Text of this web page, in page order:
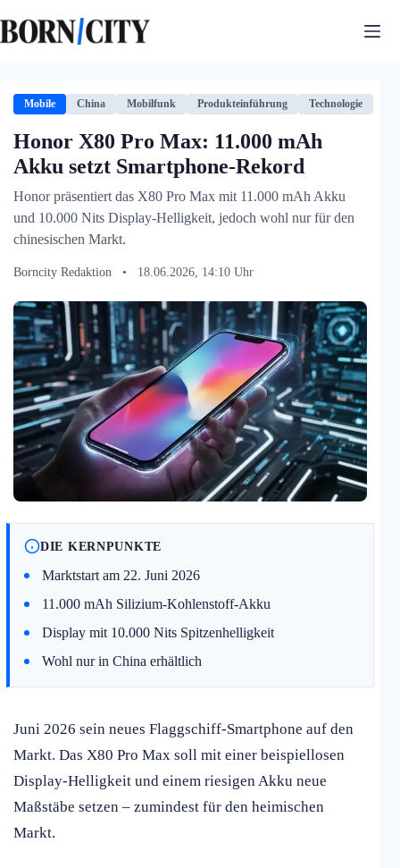
Inhalt
springen
Mobile China Mobilfunk Produkteinführung Technologie
Honor X80 Pro Max: 11.000 mAh
Akku setzt Smartphone-Rekord
Honor präsentiert das X80 Pro Max mit 11.000 mAh Akku
und 10.000 Nits Display-Helligkeit, jedoch wohl nur für den
chinesischen Markt.
Borncity Redaktion • 18.06.2026, 14:10 Uhr
DIE KERNPUNKTE
Marktstart am 22. Juni 2026
11.000 mAh Silizium-Kohlenstoff-Akku
Display mit 10.000 Nits Spitzenhelligkeit
Wohl nur in China erhältlich
Juni 2026 sein neues Flaggschiff-Smartphone auf den
Markt. Das X80 Pro Max soll mit einer beispiellosen
Display-Helligkeit und einem riesigen Akku neue
Maßstäbe setzen – zumindest für den heimischen
Markt.